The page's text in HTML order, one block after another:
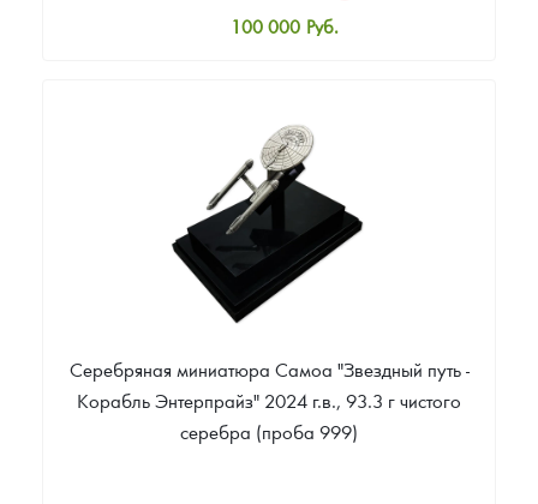
100 000 Руб.
Цена выкупа
Звоните
Серебряная миниатюра Самоа "Звездный путь -
Корабль Энтерпрайз" 2024 г.в., 93.3 г чистого
серебра (проба 999)